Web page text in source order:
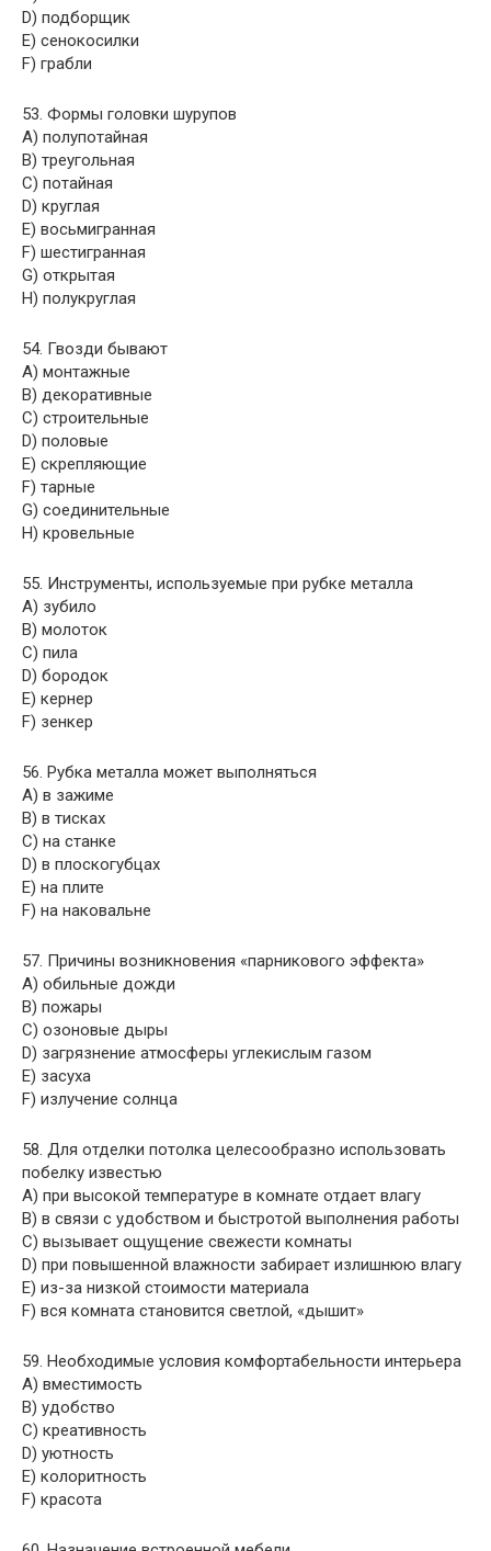
D) подборщик
E) сенокосилки
F) грабли
53. Формы головки шурупов
A) полупотайная
B) треугольная
C) потайная
D) круглая
E) восьмигранная
F) шестигранная
G) открытая
H) полукруглая
54. Гвозди бывают
A) монтажные
B) декоративные
C) строительные
D) половые
E) скрепляющие
F) тарные
G) соединительные
H) кровельные
55. Инструменты, используемые при рубке металла
A) зубило
B) молоток
C) пила
D) бородок
E) кернер
F) зенкер
56. Рубка металла может выполняться
A) в зажиме
B) в тисках
C) на станке
D) в плоскогубцах
E) на плите
F) на наковальне
57. Причины возникновения «парникового эффекта»
A) обильные дожди
B) пожары
C) озоновые дыры
D) загрязнение атмосферы углекислым газом
E) засуха
F) излучение солнца
58. Для отделки потолка целесообразно использовать
побелку известью
A) при высокой температуре в комнате отдает влагу
B) в связи с удобством и быстротой выполнения работы
C) вызывает ощущение свежести комнаты
D) при повышенной влажности забирает излишнюю влагу
E) из-за низкой стоимости материала
F) вся комната становится светлой, «дышит»
59. Необходимые условия комфортабельности интерьера
A) вместимость
B) удобство
C) креативность
D) уютность
E) колоритность
F) красота